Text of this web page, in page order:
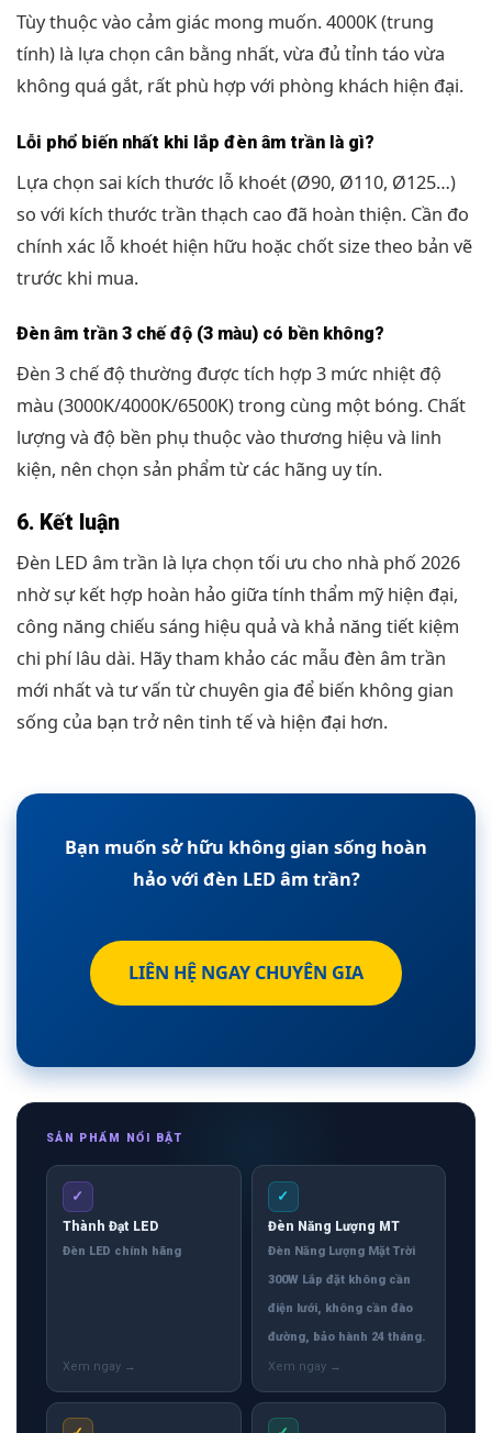
Tùy thuộc vào cảm giác mong muốn. 4000K (trung
tính) là lựa chọn cân bằng nhất, vừa đủ tỉnh táo vừa
không quá gắt, rất phù hợp với phòng khách hiện đại.
Lỗi phổ biến nhất khi lắp đèn âm trần là gì?
Lựa chọn sai kích thước lỗ khoét (Ø90, Ø110, Ø125…)
so với kích thước trần thạch cao đã hoàn thiện. Cần đo
chính xác lỗ khoét hiện hữu hoặc chốt size theo bản vẽ
trước khi mua.
Đèn âm trần 3 chế độ (3 màu) có bền không?
Đèn 3 chế độ thường được tích hợp 3 mức nhiệt độ
màu (3000K/4000K/6500K) trong cùng một bóng. Chất
lượng và độ bền phụ thuộc vào thương hiệu và linh
kiện, nên chọn sản phẩm từ các hãng uy tín.
6. Kết luận
Đèn LED âm trần là lựa chọn tối ưu cho nhà phố 2026
nhờ sự kết hợp hoàn hảo giữa tính thẩm mỹ hiện đại,
công năng chiếu sáng hiệu quả và khả năng tiết kiệm
chi phí lâu dài. Hãy tham khảo các mẫu đèn âm trần
mới nhất và tư vấn từ chuyên gia để biến không gian
sống của bạn trở nên tinh tế và hiện đại hơn.
Bạn muốn sở hữu không gian sống hoàn
hảo với đèn LED âm trần?
LIÊN HỆ NGAY CHUYÊN GIA
SẢN PHẨM NỔI BẬT
✓
Thành Đạt LED
Đèn LED chính hãng
✓
Đèn Năng Lượng MT
Đèn Năng Lượng Mặt Trời
300W Lắp đặt không cần
điện lưới, không cần đào
đường, bảo hành 24 tháng.